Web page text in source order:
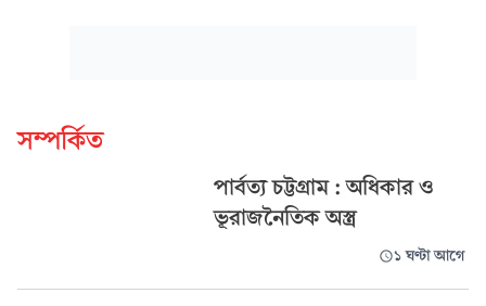
সম্পর্কিত
পার্বত্য চট্টগ্রাম : অধিকার ও
ভূরাজনৈতিক অস্ত্র
১ ঘণ্টা আগে